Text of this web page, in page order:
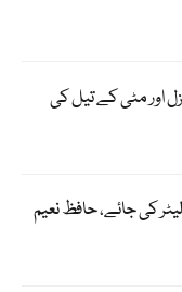
اور مٹی کے تیل کی
روپے فی لیٹر کی جائے، حافظ نعیم